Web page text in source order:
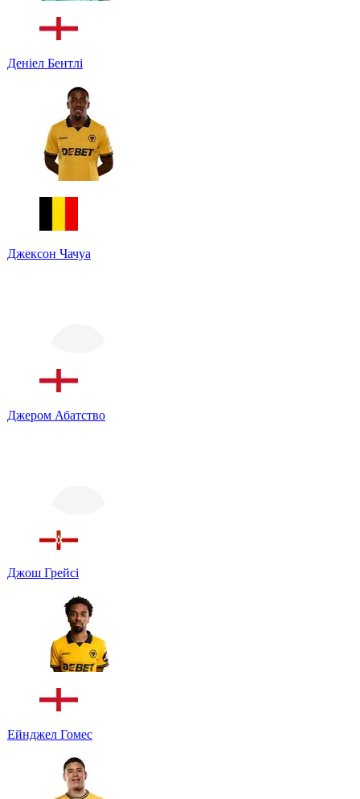
Деніел Бентлі
Джексон Чачуа
Джером Абатство
Джош Грейсі
Ейнджел Гомес